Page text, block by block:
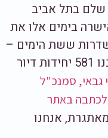
שלם בתל אביב
בימים אלו את
"שדרות ששת הימים –
חוות יפת". במסגרת הפרויקט ייבנו 581 יחידות דיור
גבאי, סמנכ"ל
לכתבה באתר
אנחנו